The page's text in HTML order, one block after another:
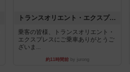
トランスオリエント・エクスプレス
乗客の皆様、トランスオリエント・
エクスプレスにご乗車ありがとうご
ざいま...
約11時間前by jurong